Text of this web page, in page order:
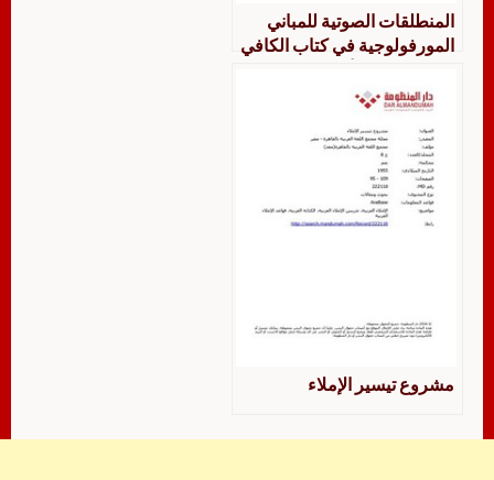
المنطلقات الصوتية للمباني
المورفولوجية في كتاب الكافي
أطفيش ت 1332هـ / 1914م
مشروع تيسير الإملاء